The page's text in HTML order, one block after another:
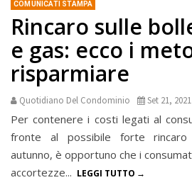
COMUNICATI STAMPA
Rincaro sulle
e gas: ecco i
risparmiare
Quotidiano Del Condominio Set 21, 2021
Per contenere i costi legati al
fronte al possibile forte
autunno, è opportuno che i
accortezze... LEGGI TUTTO